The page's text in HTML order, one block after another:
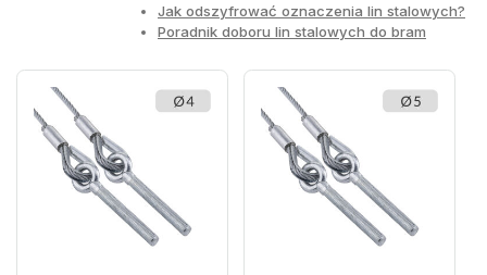
Jak odszyfrować oznaczenia lin stalowych?
Poradnik doboru lin stalowych do bram